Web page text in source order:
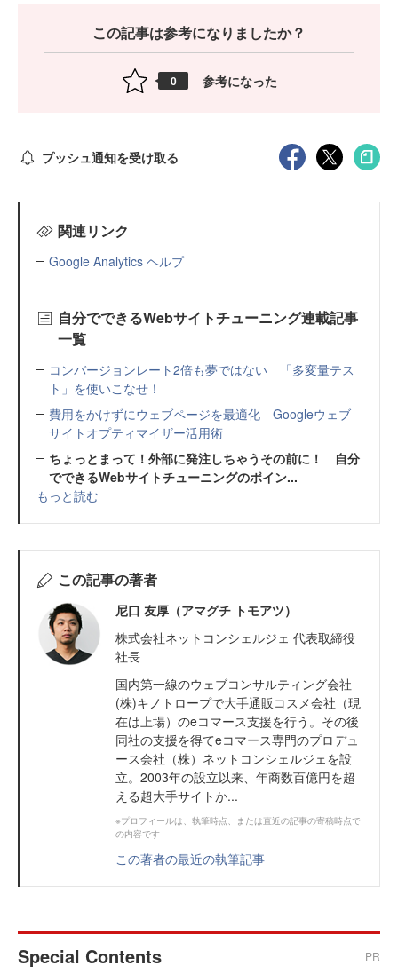
この記事は参考になりましたか？
0 参考になった
プッシュ通知を受け取る
関連リンク
Google Analytics ヘルプ
自分でできるWebサイトチューニング連載記事
一覧
コンバージョンレート2倍も夢ではない 「多変量テス
ト」を使いこなせ！
費用をかけずにウェブページを最適化 Googleウェブ
サイトオプティマイザー活用術
ちょっとまって！外部に発注しちゃうその前に！ 自分
でできるWebサイトチューニングのポイン...
もっと読む
この記事の著者
尼口 友厚（アマグチ トモアツ）
株式会社ネットコンシェルジェ 代表取締役
社長
国内第一線のウェブコンサルティング会社
(株)キノトロープで大手通販コスメ会社（現
在は上場）のeコマース支援を行う。その後
同社の支援を得てeコマース専門のプロデュ
ース会社（株）ネットコンシェルジェを設
立。2003年の設立以来、年商数百億円を超
える超大手サイトか...
※プロフィールは、執筆時点、または直近の記事の寄稿時点で
の内容です
この著者の最近の執筆記事
Special Contents PR